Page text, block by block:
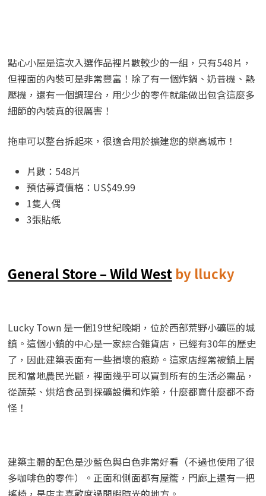
點心小屋是這次入選作品裡片數較少的一組，只有548片，
但裡面的內裝可是非常豐富！除了有一個炸鍋、奶昔機、熱
壓機，還有一個調理台，用少少的零件就能做出包含這麼多
細節的內裝真的很厲害！
拖車可以整台拆起來，很適合用於擴建您的樂高城市！
片數：548片
預估募資價格：US$49.99
1隻人偶
3張貼紙
General Store – Wild Westby llucky
Lucky Town 是一個19世紀晚期，位於西部荒野小礦區的城
鎮。這個小鎮的中心是一家綜合雜貨店，已經有30年的歷史
了，因此建築表面有一些損壞的痕跡。這家店經常被鎮上居
民和當地農民光顧，裡面幾乎可以買到所有的生活必需品，
從蔬菜、烘焙食品到採礦設備和炸藥，什麼都賣什麼都不奇
怪！
建築主體的配色是沙藍色與白色非常好看（不過也使用了很
多咖啡色的零件）。正面和側面都有屋簷，門廊上還有一把